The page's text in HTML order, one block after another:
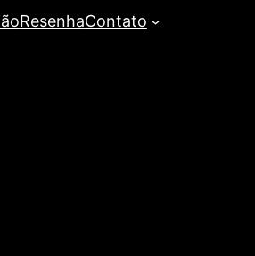
ResenhaContato